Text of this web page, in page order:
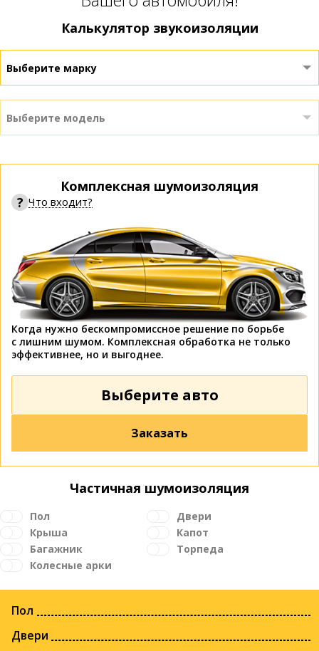
Калькулятор звукоизоляции
Выберите марку
Выберите модель
Комплексная шумоизоляция
? Что входит?
Когда нужно бескомпромиссное решение по борьбе
с лишним шумом. Комплексная обработка не только
эффективнее, но и выгоднее.
Выберите авто
Заказать
Частичная шумоизоляция
Пол
Двери
Крыша
Капот
Багажник
Торпеда
Колесные арки
Пол
Двери